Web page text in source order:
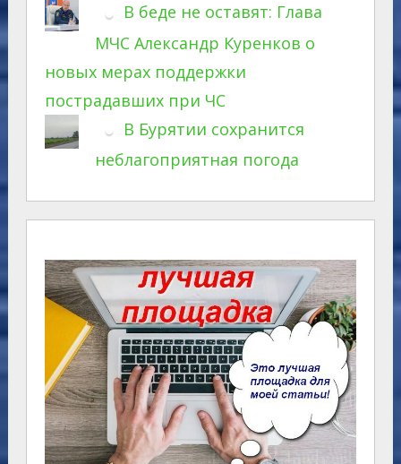
В беде не оставят: Глава
МЧС Александр Куренков о
новых мерах поддержки
пострадавших при ЧС
В Бурятии сохранится
неблагоприятная погода